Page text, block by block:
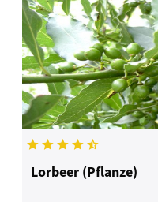
Lorbeer (Pflanze)